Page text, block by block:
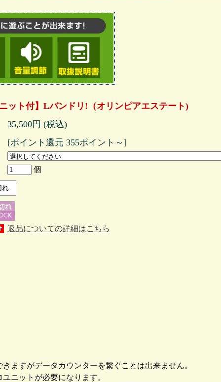
ット付】Lバンドリ!（オリンピアエステート)
35,500円 (税込)
[ポイント還元 355ポイント～]
個
れ
返品についての詳細はこちら
ますがデータカウンターを繋ぐことは出来ません。
ニットが必要になります。